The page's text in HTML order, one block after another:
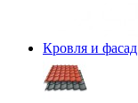
Кровля и фасад